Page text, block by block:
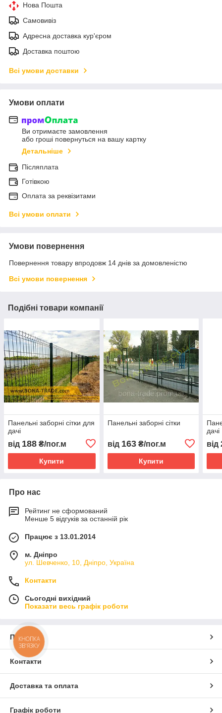
Нова Пошта
Самовивіз
Адресна доставка кур'єром
Доставка поштою
Всі умови доставки
Умови оплати
Ви отримаєте замовлення
або гроші повернуться на вашу картку
Детальніше
Післяплата
Готівкою
Оплата за реквізитами
Всі умови оплати
Умови повернення
Повернення товару впродовж 14 днів за домовленістю
Всі умови повернення
Подібні товари компанії
Панельні заборні сітки для
дачі
від 188 ₴/пог.м
Купити
Панельні заборні сітки
від 163₴/пог.м
Купити
дачі
від
Про нас
Рейтинг не сформований
Менше 5 відгуків за останній рік
Працює з 13.01.2014
м. Дніпро
ул. Шевченко, 10, Дніпро, Україна
Контакти
Сьогодні вихідний
Показати весь графік роботи
Про нас
Контакти
Доставка та оплата
Графік роботи
КНОПКА
ЗВ'ЯЗКУ